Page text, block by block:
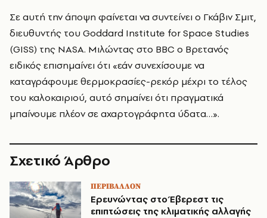
Σε αυτή την άποψη φαίνεται να συντείνει ο Γκάβιν Σμιτ,
διευθυντής του Goddard Institute for Space Studies
(GISS) της NASA. Mιλώντας στο BBC ο Βρετανός
ειδικός επισημαίνει ότι «εάν συνεχίσουμε να
καταγράφουμε θερμοκρασίες-ρεκόρ μέχρι το τέλος
του καλοκαιριού, αυτό σημαίνει ότι πραγματικά
μπαίνουμε πλέον σε αχαρτογράφητα ύδατα…».
Σχετικό Άρθρο
ΠΕΡΙΒΑΛΛΟΝ
Ερευνώντας στο Έβερεστ τις
επιπτώσεις της κλιματικής αλλαγής